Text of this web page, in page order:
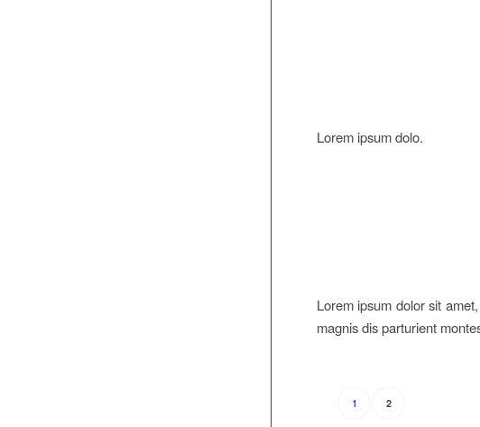
Lorem ipsum dolo.
Lorem ipsum dolor sit
magnis dis parturient
1 2